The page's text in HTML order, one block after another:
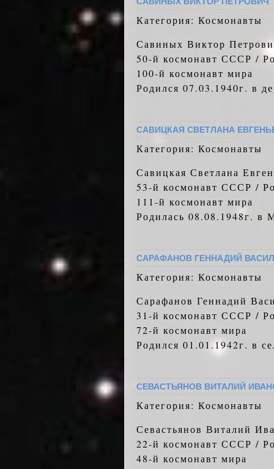
Категория: Космонавты
Савиных Виктор
50-й космонавт СССР /
100-й космонавт мира
Родился 07.03.1940г. в
САВИЦКАЯ СВЕТЛАНА
Категория: Космонавты
Савицкая Светлана
53-й космонавт СССР /
111-й космонавт мира
Родилась 08.08.1948г.
САРАФАНОВ ГЕННАДИЙ
Категория: Космонавты
Сарафанов Геннадий
31-й космонавт СССР /
72-й космонавт мира
Родился 01.01.1942г. в
СЕВАСТЬЯНОВ ВИТАЛИЙ
Категория: Космонавты
Севастьянов Виталий
22-й космонавт СССР /
48-й космонавт мира